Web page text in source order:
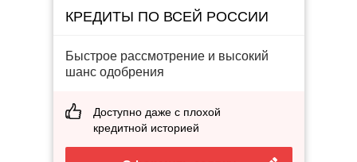
КРЕДИТЫ ПО ВСЕЙ РОССИИ
Быстрое рассмотрение и высокий
шанс одобрения
Доступно даже с плохой
кредитной историей